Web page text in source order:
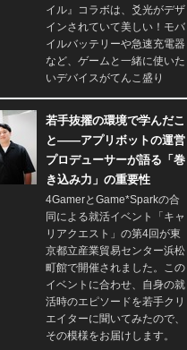
イル』コラボは、爻光がデザ
インされていて美しい！モバ
イルバッテリーや急速充電器
など、ゲームと一緒に使いた
いデバイスがてんこ盛り
若手抜擢の環境で学んだこ
と――アプリボットの運営
プロデューサーが語る「巻
き込み力」の重要性
4GamerとGame*Sparkの合
同による就活イベント「キャ
リアクエスト」の第4回が東
京都立産業貿易センター浜松
町館で開催されました。この
イベントに合わせ、自身の就
活時のエピソードを若手クリ
エイターに聞いてみたので、
その模様をお届けします。